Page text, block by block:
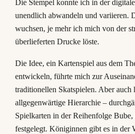
Die Stempel konnte ich in der
unendlich abwandeln und variieren.
wuchsen, je mehr ich mich von der
überlieferten Drucke löste.
Die Idee, ein Kartenspiel aus dem
entwickeln, führte mich zur
traditionellen Skatspielen. Aber auch
allgegenwärtige Hierarchie –
Spielkarten in der Reihenfolge
festgelegt. Königinnen gibt es in der